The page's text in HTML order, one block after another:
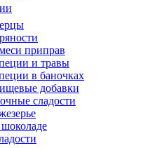
приправ
и травы
в баночках
добавки
сладости